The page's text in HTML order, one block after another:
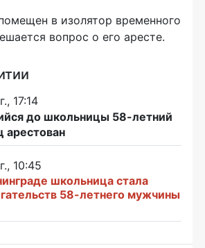
в изолятор временного
вопрос о его аресте.
17:14
до школьницы 58-летний
арестован
10:45
школьница стала
58-летнего мужчины